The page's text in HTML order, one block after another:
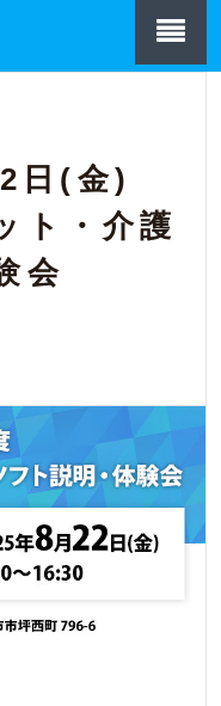
日(金)
ト・介護
会